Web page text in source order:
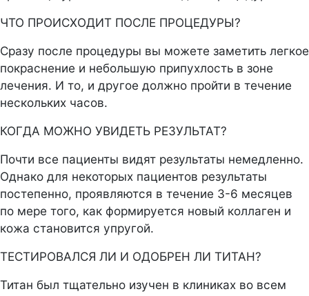
ЧТО ПРОИСХОДИТ ПОСЛЕ ПРОЦЕДУРЫ?
Сразу после процедуры вы можете заметить легкое
покраснение и небольшую припухлость в зоне
лечения. И то, и другое должно пройти в течение
нескольких часов.
КОГДА МОЖНО УВИДЕТЬ РЕЗУЛЬТАТ?
Почти все пациенты видят результаты немедленно.
Однако для некоторых пациентов результаты
постепенно, проявляются в течение 3-6 месяцев
по мере того, как формируется новый коллаген и
кожа становится упругой.
ТЕСТИРОВАЛСЯ ЛИ И ОДОБРЕН ЛИ ТИТАН?
Титан был тщательно изучен в клиниках во всем